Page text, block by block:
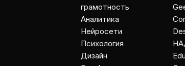
грамотность
Аналитика
Нейросети
Психология
Дизайн